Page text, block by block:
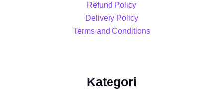
Refund Policy
Delivery Policy
Terms and Conditions
Kategori